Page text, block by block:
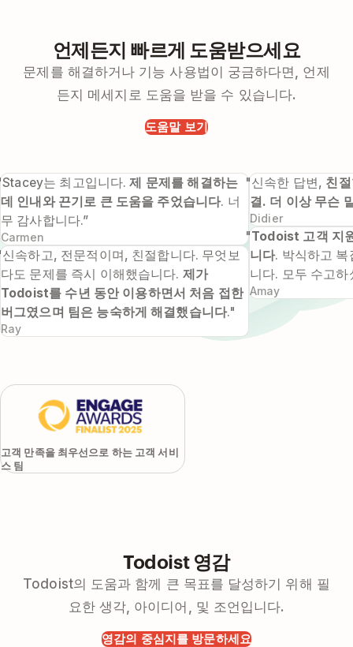
언제든지 빠르게 도움받으세요
문제를 해결하거나 기능 사용법이 궁금하다면, 언제
든지 메세지로 도움을 받을 수 있습니다.
도움말 보기
Carmen
는 최고입니다.제 문제를 해결하는
데 인내와 끈기로 큰 도움을 주었습니다. 너
무 감사합니다.”
Ray
속하고, 전문적이며, 친절합니다. 무엇보
다도 문제를 즉시 이해했습니다. 제가
Todoist를 수년 동안 이용하면서 처음 접한
버그였으며 팀은 능숙하게 해결했습니다."
Didier
"신속한 답변, 친
결. 더 이상 무슨
Amay
"Todoist 고객 지
니다. 박식하고 복
니다. 모두 수고
고객 만족을 최우선으로 하는 고객 서비
스 팀
Todoist 영감
Todoist의 도움과 함께 큰 목표를 달성하기 위해 필
요한 생각, 아이디어, 및 조언입니다.
영감의 중심지를 방문하세요